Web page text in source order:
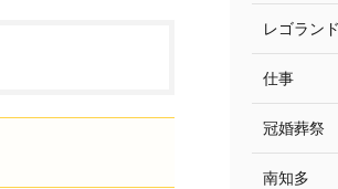
レゴランド
仕事
冠婚葬祭
南知多